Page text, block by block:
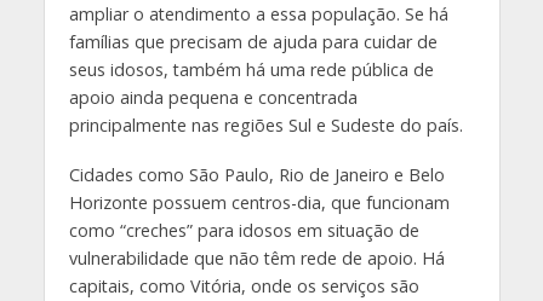
ampliar o atendimento a essa população. Se há
famílias que precisam de ajuda para cuidar de
seus idosos, também há uma rede pública de
apoio ainda pequena e concentrada
principalmente nas regiões Sul e Sudeste do país.
Cidades como São Paulo, Rio de Janeiro e Belo
Horizonte possuem centros-dia, que funcionam
como “creches” para idosos em situação de
vulnerabilidade que não têm rede de apoio. Há
capitais, como Vitória, onde os serviços são